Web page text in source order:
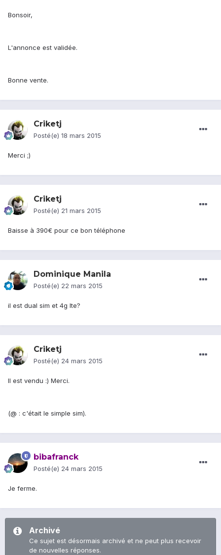
Bonsoir,
L'annonce est validée.
Bonne vente.
Criketj
Posté(e) 18 mars 2015
Merci ;)
Criketj
Posté(e) 21 mars 2015
Baisse à 390€ pour ce bon téléphone
Dominique Manila
Posté(e) 22 mars 2015
il est dual sim et 4g lte?
Criketj
Posté(e) 24 mars 2015
Il est vendu :) Merci.
(@ : c'était le simple sim).
bibafranck
Posté(e) 24 mars 2015
Je ferme.
Archivé
Ce sujet est désormais archivé et ne peut plus recevoir
de nouvelles réponses.